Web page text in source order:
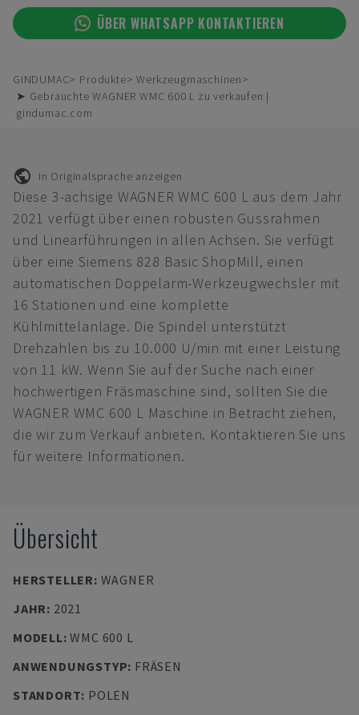
ÜBER WHATSAPP KONTAKTIEREN
GINDUMAC Produkte
Werkzeugmaschinen
➤ Gebrauchte WAGNER WMC 600 L zu verkaufen |
gindumac.com
In Originalsprache anzeigen
Diese 3-achsige WAGNER WMC 600 L aus dem Jahr
2021 verfügt über einen robusten Gussrahmen
und Linearführungen in allen Achsen. Sie verfügt
über eine Siemens 828 Basic ShopMill, einen
automatischen Doppelarm-Werkzeugwechsler mit
16 Stationen und eine komplette
Kühlmittelanlage. Die Spindel unterstützt
Drehzahlen bis zu 10.000 U/min mit einer Leistung
von 11 kW. Wenn Sie auf der Suche nach einer
hochwertigen Fräsmaschine sind, sollten Sie die
WAGNER WMC 600 L Maschine in Betracht ziehen,
die wir zum Verkauf anbieten. Kontaktieren Sie uns
für weitere Informationen.
Übersicht
HERSTELLER: WAGNER
JAHR: 2021
MODELL:WMC 600 L
ANWENDUNGSTYP: FRÄSEN
STANDORT: POLEN